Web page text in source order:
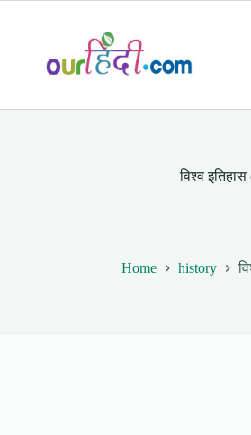
विश्व
Home history